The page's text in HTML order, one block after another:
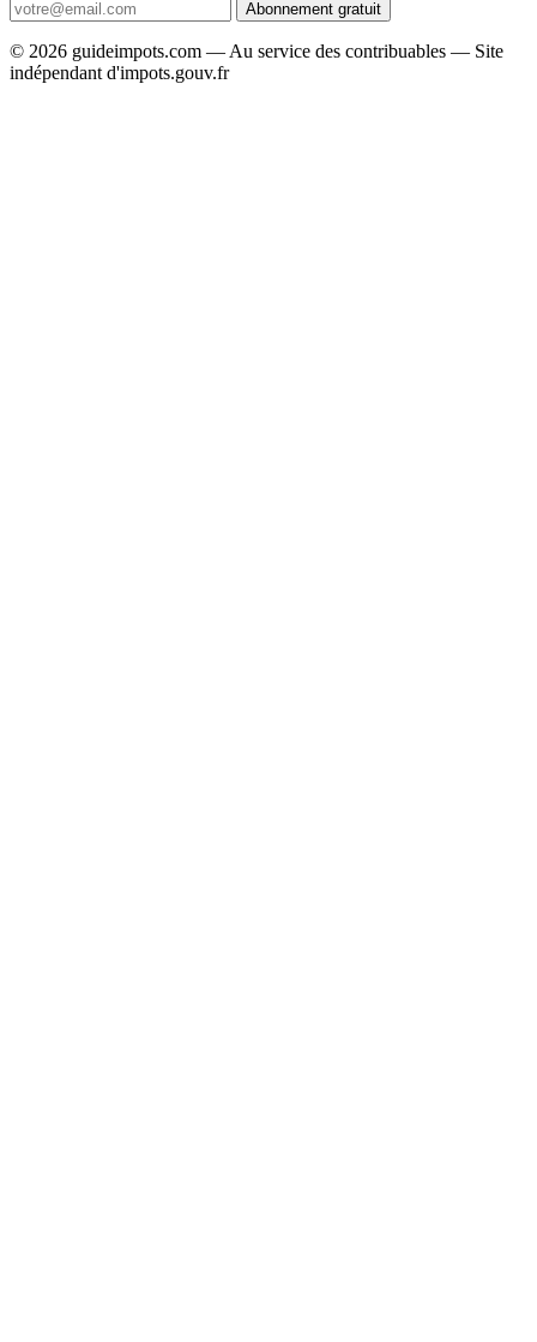
Abonnement gratuit
© 2026 guideimpots.com — Au service des contribuables — Site
indépendant d'impots.gouv.fr